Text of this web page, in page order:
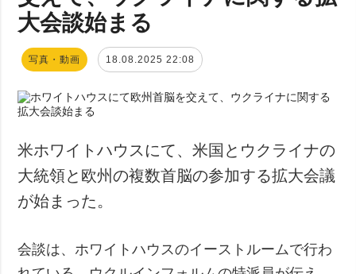
大会談始まる
写真・動画 18.08.2025 22:08
米ホワイトハウスにて、米国とウクライナの
大統領と欧州の複数首脳の参加する拡大会議
が始まった。
会談は、ホワイトハウスのイーストルームで行わ